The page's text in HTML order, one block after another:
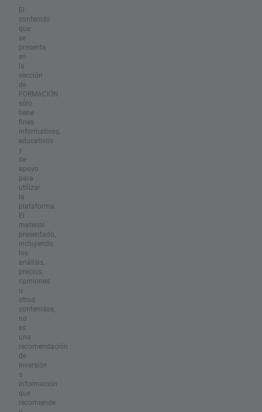
El
contenido
que
se
presenta
en
la
sección
de
FORMACIÓN
sólo
tiene
fines
informativos,
educativos
y
de
apoyo
para
utilizar
la
plataforma.
El
material
presentado,
incluyendo
los
análisis,
precios,
opiniones
u
otros
contenidos,
no
es
una
recomendación
de
inversión
o
información
que
recomiende